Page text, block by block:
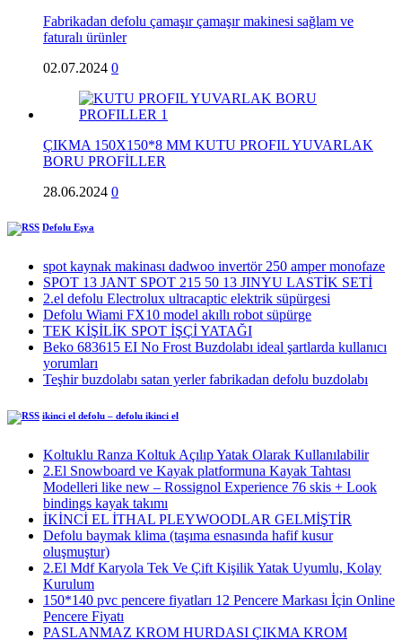
Fabrikadan defolu çamaşır çamaşır makinesi sağlam ve
faturalı ürünler
02.07.2024 0
ÇIKMA 150X150*8 MM KUTU PROFIL YUVARLAK
BORU PROFİLLER
28.06.2024 0
Defolu Eşya
spot kaynak makinası dadwoo invertör 250 amper monofaze
SPOT 13 JANT SPOT 215 50 13 JINYU LASTİK SETİ
2.el defolu Electrolux ultracaptic elektrik süpürgesi
Defolu Wiami FX10 model akıllı robot süpürge
TEK KİŞİLİK SPOT İŞÇİ YATAĞI
Beko 683615 EI No Frost Buzdolabı ideal şartlarda kullanıcı
yorumları
Teşhir buzdolabı satan yerler fabrikadan defolu buzdolabı
ikinci el defolu – defolu ikinci el
Koltuklu Ranza Koltuk Açılıp Yatak Olarak Kullanılabilir
2.El Snowboard ve Kayak platformuna Kayak Tahtası
Modelleri like new – Rossignol Experience 76 skis + Look
bindings kayak takımı
İKİNCİ EL İTHAL PLEYWOODLAR GELMİŞTİR
Defolu baymak klima (taşıma esnasında hafif kusur
oluşmuştur)
2.El Mdf Karyola Tek Ve Çift Kişilik Yatak Uyumlu, Kolay
Kurulum
150*140 pvc pencere fiyatları 12 Pencere Markası İçin Online
Pencere Fiyatı
PASLANMAZ KROM HURDASI ÇIKMA KROM